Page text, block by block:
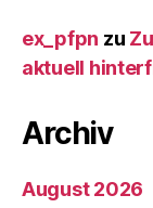
ex_pfpn zu
aktuell
Archiv
August 2026